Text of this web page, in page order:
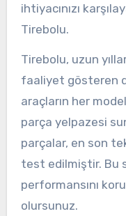
ihtiyacınızı
Tirebolu.
Tirebolu, uzun
faaliyet gösteren
araçların her
parça yelpazesi
parçalar, en son
test edilmiştir. Bu
performansını
olursunuz.